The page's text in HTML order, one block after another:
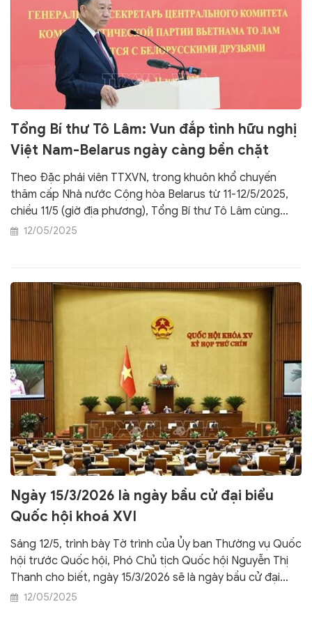
Tổng Bí thư Tô Lâm: Vun đắp tình hữu nghị
Việt Nam-Belarus ngày càng bền chặt
Theo Đặc phái viên TTXVN, trong khuôn khổ chuyến
thăm cấp Nhà nước Cộng hòa Belarus từ 11-12/5/2025,
chiều 11/5 (giờ địa phương), Tổng Bí thư Tô Lâm cùng
Đoàn đại biểu cấp cao Việt Nam đã có cuộc gặp Hội hữu
12/05/2025
Ngày 15/3/2026 là ngày bầu cử đại biểu
Quốc hội khoá XVI
Sáng 12/5, trình bày Tờ trình của Ủy ban Thường vụ Quốc
hội trước Quốc hội, Phó Chủ tịch Quốc hội Nguyễn Thị
Thanh cho biết, ngày 15/3/2026 sẽ là ngày bầu cử đại
biểu Quốc hội khoá XVI và đại biểu HĐND các cấp nhiệm
12/05/2025